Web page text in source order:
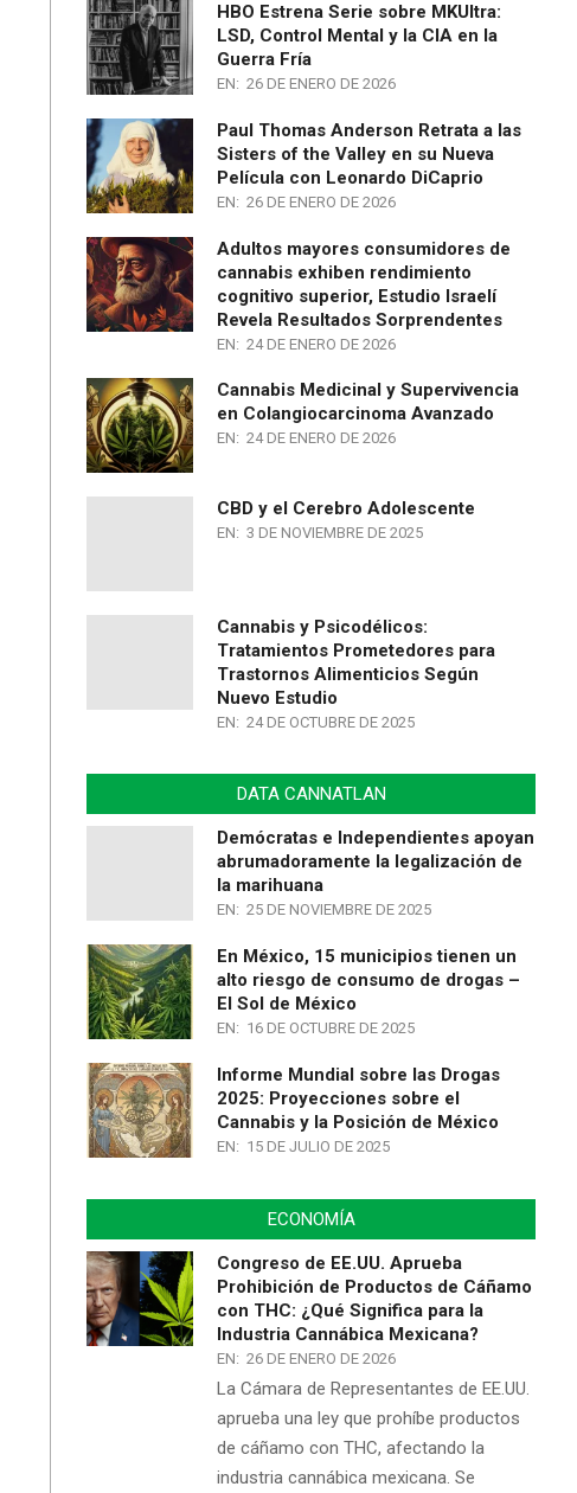
HBO Estrena Serie sobre MKUltra:
LSD, Control Mental y la CIA en la
Guerra Fría
EN: 26 DE ENERO DE 2026
Paul Thomas Anderson Retrata a las
Sisters of the Valley en su Nueva
Película con Leonardo DiCaprio
EN: 26 DE ENERO DE 2026
Adultos mayores consumidores de
cannabis exhiben rendimiento
cognitivo superior, Estudio Israelí
Revela Resultados Sorprendentes
EN: 24 DE ENERO DE 2026
Cannabis Medicinal y Supervivencia
en Colangiocarcinoma Avanzado
EN: 24 DE ENERO DE 2026
CBD y el Cerebro Adolescente
EN: 3 DE NOVIEMBRE DE 2025
Cannabis y Psicodélicos:
Tratamientos Prometedores para
Trastornos Alimenticios Según
Nuevo Estudio
EN: 24 DE OCTUBRE DE 2025
DATA CANNATLAN
Demócratas e Independientes apoyan
abrumadoramente la legalización de
la marihuana
EN: 25 DE NOVIEMBRE DE 2025
En México, 15 municipios tienen un
alto riesgo de consumo de drogas –
El Sol de México
EN: 16 DE OCTUBRE DE 2025
Informe Mundial sobre las Drogas
2025: Proyecciones sobre el
Cannabis y la Posición de México
EN: 15 DE JULIO DE 2025
ECONOMÍA
Congreso de EE.UU. Aprueba
Prohibición de Productos de Cáñamo
con THC: ¿Qué Significa para la
Industria Cannábica Mexicana?
EN: 26 DE ENERO DE 2026
La Cámara de Representantes de EE.UU.
aprueba una ley que prohíbe productos
de cáñamo con THC, afectando la
industria cannábica mexicana. Se